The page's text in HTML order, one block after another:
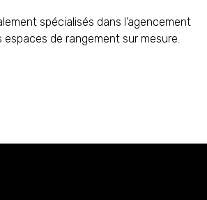
spécialisés dans l’agencement
espaces de rangement sur mesure.